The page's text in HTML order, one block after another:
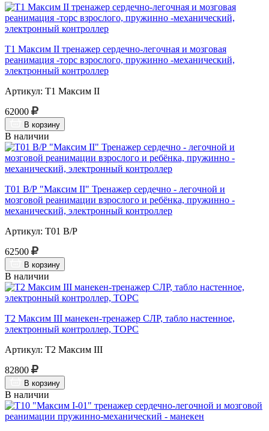
Т1 Максим II тренажер сердечно-легочная и мозговая
реанимация -торс взрослого, пружинно -механический,
электронный контроллер
Артикул: Т1 Максим II
62000
В корзину
В наличии
Т01 В/Р "Максим II" Тренажер сердечно - легочной и
мозговой реанимации взрослого и ребёнка, пружинно -
механический, электронный контроллер
Артикул: Т01 В/Р
62500
В корзину
В наличии
Т2 Максим III манекен-тренажер СЛР, табло настенное,
электронный контроллер, ТОРС
Артикул: Т2 Максим III
82800
В корзину
В наличии